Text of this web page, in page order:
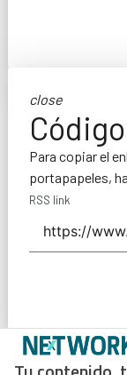
close
Para copiar el
portapapeles,
RSS link